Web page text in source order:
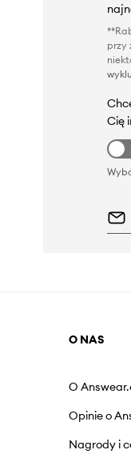
przy
Cię
O NAS
O
Opinie o
Nagrody i